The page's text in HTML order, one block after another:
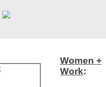
Women +
Work: